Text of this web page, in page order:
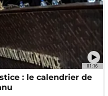
01:16
: le calendrier de